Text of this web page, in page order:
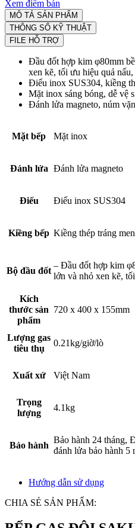
Xem điểm bán
MÔ TẢ SẢN PHẨM
THÔNG SỐ KỸ THUẬT
FILE HỖ TRỢ
Đầu đốt hợp kim φ80mm
xen kẽ, tối ưu hiệu quả
Điếu inox SUS304, kiềng
Mặt inox sáng bóng, dễ vệ
Đánh lửa magneto, núm
Mặt bếp Mặt inox
Đánh lửa Đánh lửa magneto
Điếu Điếu inox SUS304
Kiềng bếp Kiềng thép tráng men
Bộ đầu đốt
– Đầu đốt hợp kim
lớn và nhỏ xen kẽ,
Kích
thước sản
phẩm
720 x 400 x 155mm
Lượng gas
tiêu thụ
0.21kg/giờ/lò
Xuất xứ Việt Nam
Trọng
lượng
4.1kg
Bảo hành
Bảo hành 24 tháng,
đánh lửa bảo hành 5
Hướng dẫn sử dụng
CHIA SẺ SẢN PHẨM: